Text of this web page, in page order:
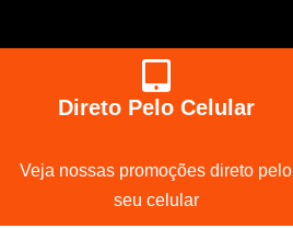
Direto Pelo Celular
Veja nossas promoções direto pelo
seu celular